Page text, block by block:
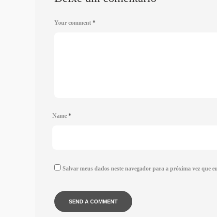
Your comment *
Name *
Salvar meus dados neste navegador para a próxima vez que